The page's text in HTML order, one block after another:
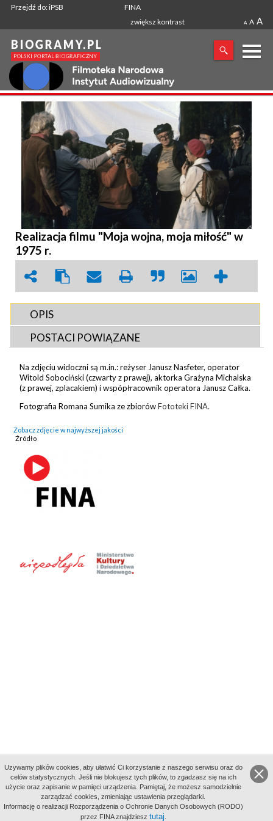
Przejdź do: iPSB
FINA
zwiększ kontrast
A A A
X
SZUKANA FRAZA
Realizacja filmu "Moja wojna, moja miłość" w
1975 r.
OPIS
POSTACI POWIĄZANE
Na zdjęciu widoczni są m.in.: reżyser Janusz Nasfeter, operator
Witold Sobociński (czwarty z prawej), aktorka Grażyna Michalska
(z prawej, zplacakiem) i wspópłracownik operatora Janusz Całka.
Fotografia Romana Sumika ze zbiorówFototeki FINA.
Zobacz zdjęcie w najwyższej jakości
Źródło
aktywności
Uzywamy plików cookies, aby ułatwić Ci korzystanie z naszego serwisu oraz do
celów statystycznych. Jeśli nie blokujesz tych plików, to zgadzasz się na ich
użycie oraz zapisanie w pamięci urządzenia. Pamiętaj, że możesz samodzielnie
zarządzać cookies, zmieniając ustawienia przeglądarki.
Informację o realizacji Rozporządzenia o Ochronie Danych Osobowych (RODO)
przez FINA znajdziesz tutaj